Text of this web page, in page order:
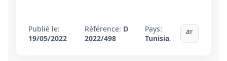
Publié le:
19/05/2022
Référence: D
2022/498
Pays:
Tunisia,
ar